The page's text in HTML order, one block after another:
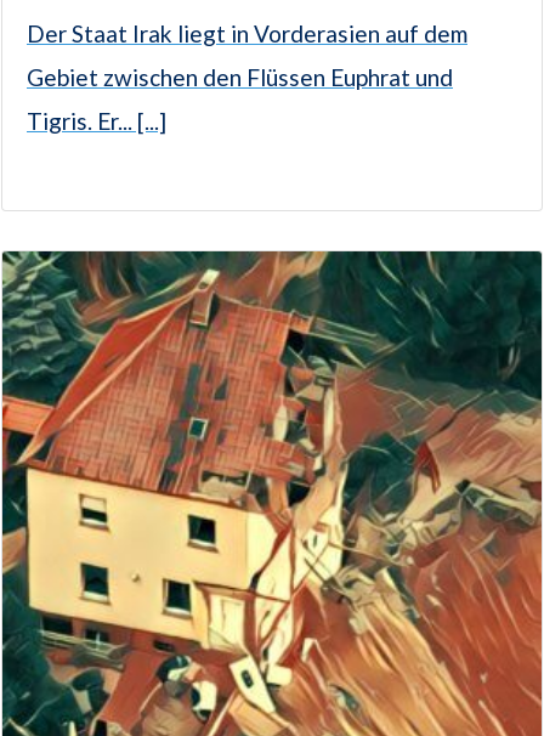
Der Staat Irak liegt in Vorderasien auf dem
Gebiet zwischen den Flüssen Euphrat und
Tigris. Er... [...]